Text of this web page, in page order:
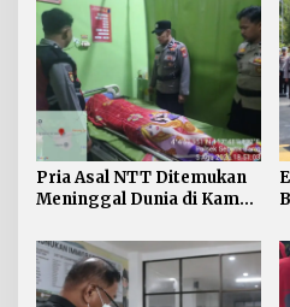
Dibentangkan di Sebatik
Pria Asal NTT Ditemukan
Meninggal Dunia di Kamar